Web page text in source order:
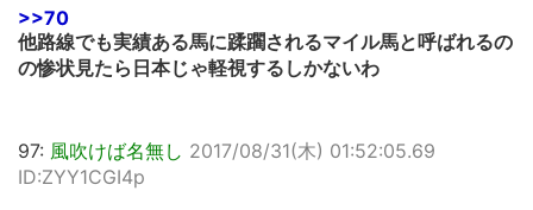
>>70
他路線でも実績ある馬に蹂躙されるマイル馬と呼ばれるの
の惨状見たら日本じゃ軽視するしかないわ
97: 風吹けば名無し 2017/08/31(木) 01:52:05.69
ID:ZYY1CGI4p